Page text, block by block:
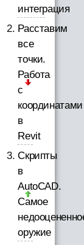
интеграция
Расставим
все
точки.
Работа
с
координатами
в
Revit
Скрипты
в
AutoCAD.
Самое
оружие